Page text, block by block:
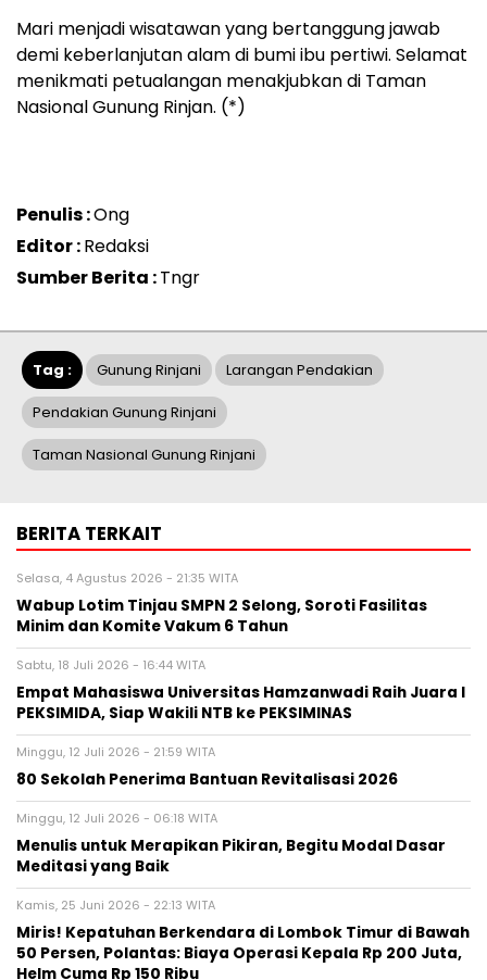
Mari menjadi wisatawan yang bertanggung jawab
demi keberlanjutan alam di bumi ibu pertiwi. Selamat
menikmati petualangan menakjubkan di Taman
Nasional Gunung Rinjan. (*)
Penulis :Ong
Editor :Redaksi
Sumber Berita :Tngr
Tag : Gunung Rinjani Larangan Pendakian
Pendakian Gunung Rinjani
Taman Nasional Gunung Rinjani
BERITA TERKAIT
Selasa, 4 Agustus 2026 - 21:35 WITA
Wabup Lotim Tinjau SMPN 2 Selong, Soroti Fasilitas
Minim dan Komite Vakum 6 Tahun
Sabtu, 18 Juli 2026 - 16:44 WITA
Empat Mahasiswa Universitas Hamzanwadi Raih Juara I
PEKSIMIDA, Siap Wakili NTB ke PEKSIMINAS
Minggu, 12 Juli 2026 - 21:59 WITA
80 Sekolah Penerima Bantuan Revitalisasi 2026
Minggu, 12 Juli 2026 - 06:18 WITA
Menulis untuk Merapikan Pikiran, Begitu Modal Dasar
Meditasi yang Baik
Kamis, 25 Juni 2026 - 22:13 WITA
Miris! Kepatuhan Berkendara di Lombok Timur di Bawah
50 Persen, Polantas: Biaya Operasi Kepala Rp 200 Juta,
Helm Cuma Rp 150 Ribu